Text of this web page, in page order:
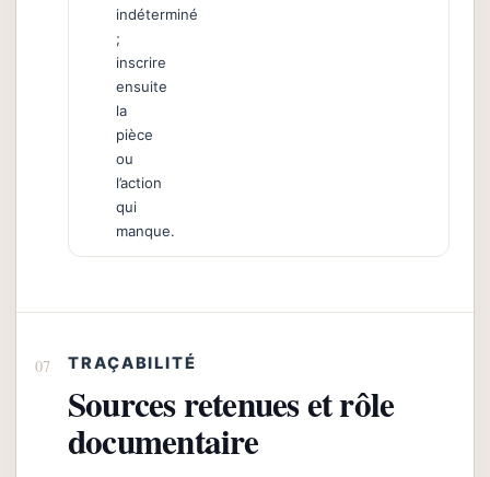
indéterminé
;
inscrire
ensuite
la
pièce
ou
l’action
qui
manque.
TRAÇABILITÉ
Sources retenues et rôle
documentaire